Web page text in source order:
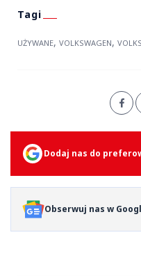
UŻYWANE, VOLKSWAGEN,
Dodaj nas do
Obserwuj nas w